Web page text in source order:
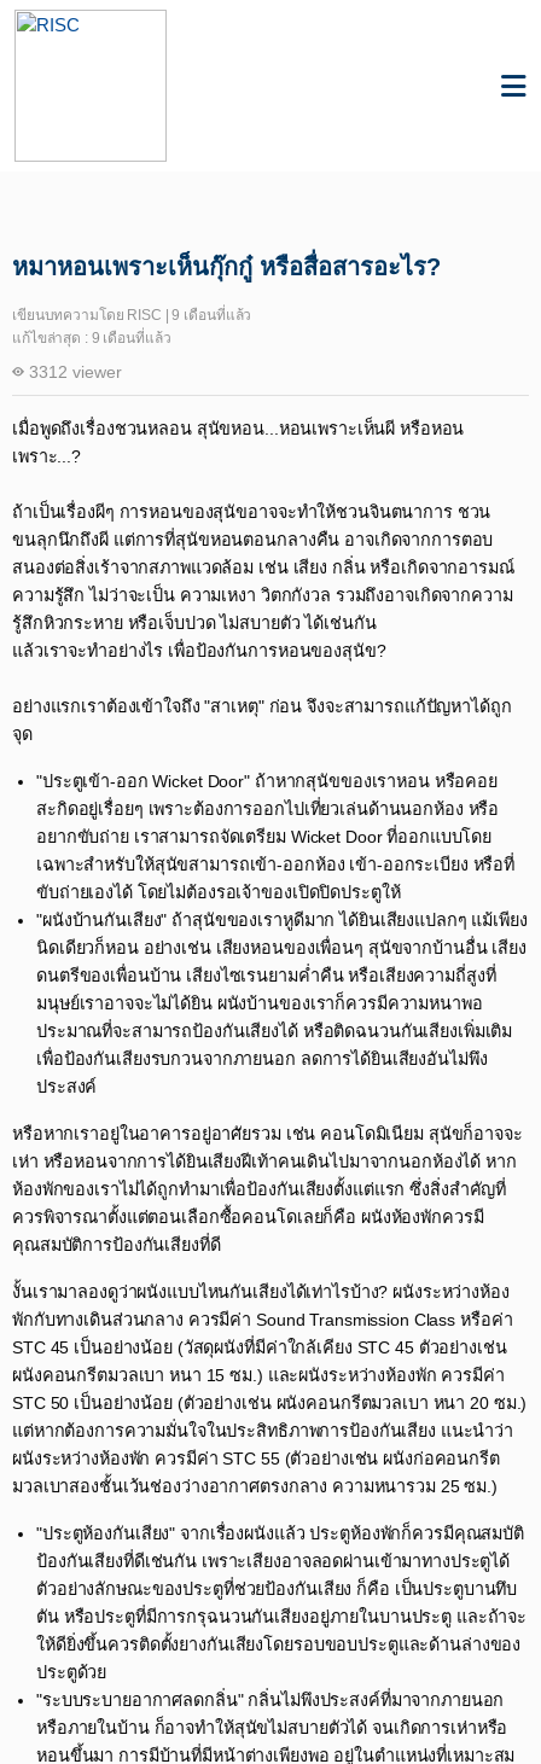
หมาหอนเพราะเห็นกุ๊กกู๋ หรือสื่อสารอะไร?
เขียนบทความโดย RISC | 9 เดือนที่แล้ว
แก้ไขล่าสุด : 9 เดือนที่แล้ว
3312 viewer
เมื่อพูดถึงเรื่องชวนหลอน สุนัขหอน...หอนเพราะเห็นผี หรือหอน
เพราะ...?​
ถ้าเป็นเรื่องผีๆ การหอนของสุนัขอาจจะทำให้ชวนจินตนาการ ชวน
ขนลุกนึกถึงผี แต่การที่สุนัขหอนตอนกลางคืน อาจเกิดจากการตอบ
สนองต่อสิ่งเร้าจากสภาพแวดล้อม เช่น เสียง กลิ่น หรือเกิดจากอารมณ์
ความรู้สึก ไม่ว่าจะเป็น ความเหงา วิตกกังวล รวมถึงอาจเกิดจากความ
รู้สึกหิวกระหาย หรือเจ็บปวด ไม่สบายตัว ได้เช่นกัน​
แล้วเราจะทำอย่างไร เพื่อป้องกันการหอนของสุนัข?​
อย่างแรกเราต้องเข้าใจถึง "สาเหตุ" ก่อน จึงจะสามารถแก้ปัญหาได้ถูก
จุด​
"ประตูเข้า-ออก Wicket Door" ถ้าหากสุนัขของเราหอน หรือคอย
สะกิดอยู่เรื่อยๆ เพราะต้องการออกไปเที่ยวเล่นด้านนอกห้อง หรือ
อยากขับถ่าย เราสามารถจัดเตรียม Wicket Door ที่ออกแบบโดย
เฉพาะสำหรับให้สุนัขสามารถเข้า-ออกห้อง เข้า-ออกระเบียง หรือที่
ขับถ่ายเองได้ โดยไม่ต้องรอเจ้าของเปิดปิดประตูให้​
"ผนังบ้านกันเสียง" ถ้าสุนัขของเราหูดีมาก ได้ยินเสียงแปลกๆ แม้เพียง
นิดเดียวก็หอน อย่างเช่น เสียงหอนของเพื่อนๆ สุนัขจากบ้านอื่น เสียง
ดนตรีของเพื่อนบ้าน เสียงไซเรนยามค่ำคืน หรือเสียงความถี่สูงที่
มนุษย์เราอาจจะไม่ได้ยิน ผนังบ้านของเราก็ควรมีความหนาพอ
ประมาณที่จะสามารถป้องกันเสียงได้ หรือติดฉนวนกันเสียงเพิ่มเติม
เพื่อป้องกันเสียงรบกวนจากภายนอก ลดการได้ยินเสียงอันไม่พึง
ประสงค์​
หรือหากเราอยู่ในอาคารอยู่อาศัยรวม เช่น คอนโดมิเนียม สุนัขก็อาจจะ
เห่า หรือหอนจากการได้ยินเสียงฝีเท้าคนเดินไปมาจากนอกห้องได้ หาก
ห้องพักของเราไม่ได้ถูกทำมาเพื่อป้องกันเสียงตั้งแต่แรก ซึ่งสิ่งสำคัญที่
ควรพิจารณาตั้งแต่ตอนเลือกซื้อคอนโดเลยก็คือ ผนังห้องพักควรมี
คุณสมบัติการป้องกันเสียงที่ดี ​
งั้นเรามาลองดูว่าผนังแบบไหนกันเสียงได้เท่าไรบ้าง? ผนังระหว่างห้อง
พักกับทางเดินส่วนกลาง ควรมีค่า Sound Transmission Class หรือค่า
STC 45 เป็นอย่างน้อย (วัสดุผนังที่มีค่าใกล้เคียง STC 45 ตัวอย่างเช่น
ผนังคอนกรีตมวลเบา หนา 15 ซม.) และผนังระหว่างห้องพัก ควรมีค่า
STC 50 เป็นอย่างน้อย (ตัวอย่างเช่น ผนังคอนกรีตมวลเบา หนา 20 ซม.)
แต่หากต้องการความมั่นใจในประสิทธิภาพการป้องกันเสียง แนะนำว่า
ผนังระหว่างห้องพัก ควรมีค่า STC 55 (ตัวอย่างเช่น ผนังก่อคอนกรีต
มวลเบาสองชั้นเว้นช่องว่างอากาศตรงกลาง ความหนารวม 25 ซม.)​
"ประตูห้องกันเสียง" จากเรื่องผนังแล้ว ประตูห้องพักก็ควรมีคุณสมบัติ
ป้องกันเสียงที่ดีเช่นกัน เพราะเสียงอาจลอดผ่านเข้ามาทางประตูได้
ตัวอย่างลักษณะของประตูที่ช่วยป้องกันเสียง ก็คือ เป็นประตูบานทึบ
ตัน หรือประตูที่มีการกรุฉนวนกันเสียงอยู่ภายในบานประตู และถ้าจะ
ให้ดียิ่งขึ้นควรติดตั้งยางกันเสียงโดยรอบขอบประตูและด้านล่างของ
ประตูด้วย​
"ระบบระบายอากาศลดกลิ่น" กลิ่นไม่พึงประสงค์ที่มาจากภายนอก
หรือภายในบ้าน ก็อาจทำให้สุนัขไม่สบายตัวได้ จนเกิดการเห่าหรือ
หอนขึ้นมา การมีบ้านที่มีหน้าต่างเพียงพอ อยู่ในตำแหน่งที่เหมาะสม